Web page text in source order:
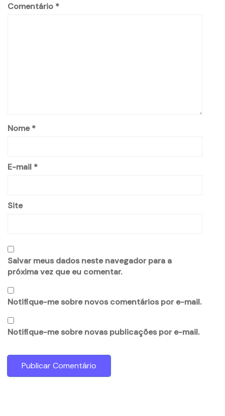
Comentário *
Nome*
E-mail *
Site
Salvar meus dados neste navegador para a
próxima vez que eu comentar.
Notifique-me sobre novos comentários por e-mail.
Notifique-me sobre novas publicações por e-mail.